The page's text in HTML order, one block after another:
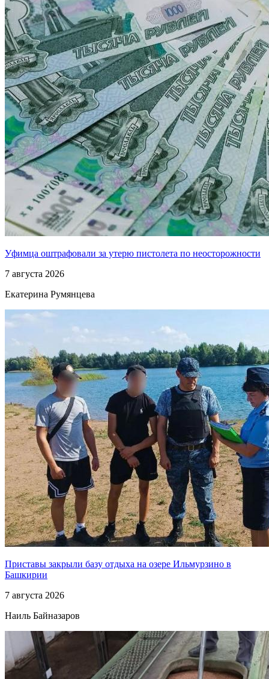
Уфимца оштрафовали за утерю пистолета по неосторожности
7 августа 2026
Екатерина Румянцева
Приставы закрыли базу отдыха на озере Ильмурзино в
Башкирии
7 августа 2026
Наиль Байназаров